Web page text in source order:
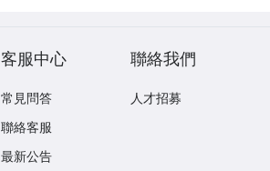
客服中心
常見問答
聯絡客服
最新公告
聯絡我們
人才招募